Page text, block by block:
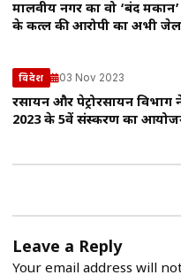
मालवीय नगर का वो ‘बंद
के कत्ल की आरोपी का अभी जेल
विदेश 03 Nov 2023
रसायन और पेट्रोरसायन
2023 के 5वें संस्करण का
Leave a Reply
Your email address will